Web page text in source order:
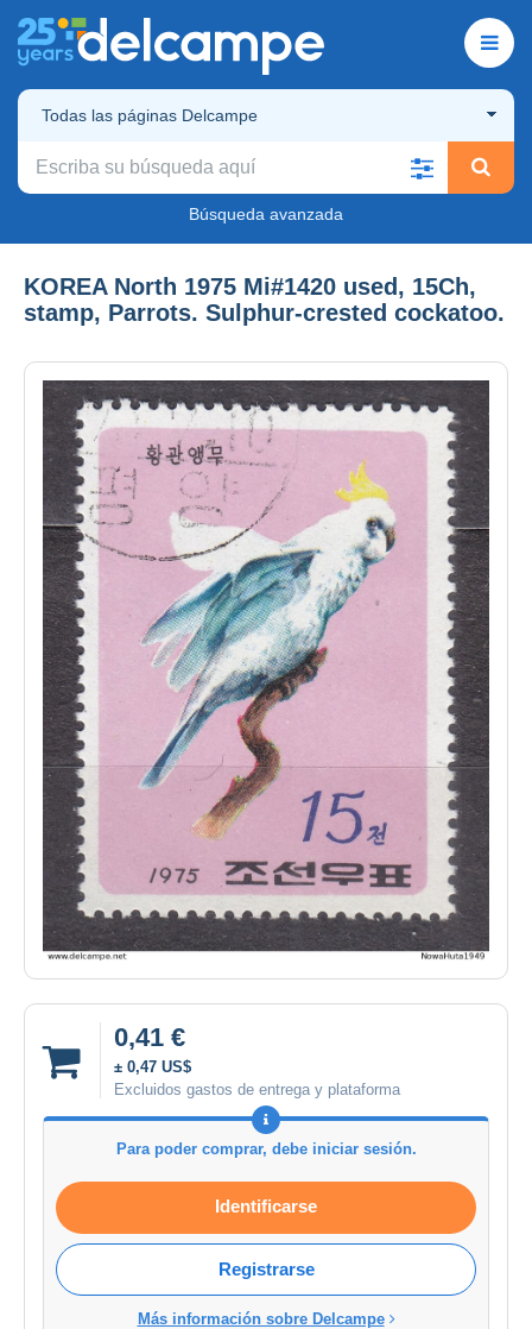
Todas las páginas Delcampe
Búsqueda avanzada
KOREA North 1975 Mi#1420 used, 15Ch,
stamp, Parrots. Sulphur-crested cockatoo.
0,41 €
± 0,47 US$
Excluidos gastos de entrega y plataforma
Para poder comprar, debe iniciar sesión.
Identificarse
Registrarse
Más información sobre Delcampe